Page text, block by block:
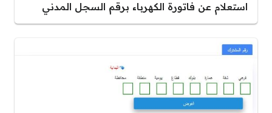
استعلام عن فاتورة الكهرباء برقم السجل المدني